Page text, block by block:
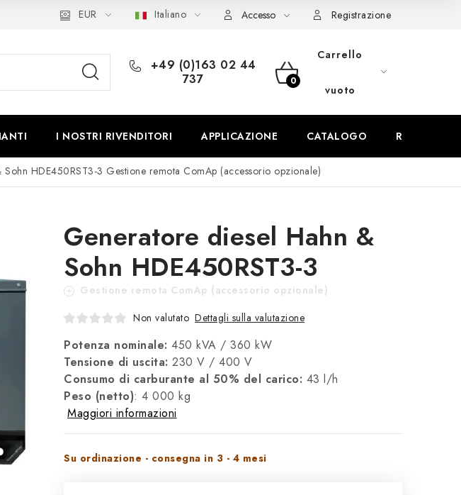
Cookie Recesso Spedizione e pagamento FAQ Contatti Servizio
EUR Italiano Accesso Registrazione
+49 (0)163 02 44
737
CARRELLO
SPESA
Carrello
vuoto
I NOSTRI RIVENDITORI APPLICAZIONE CATALOGO REFERENZE
HDE450RST3-3 Gestione remota ComAp (accessorio opzionale)
Generatore diesel Hahn &
Sohn HDE450RST3-3
Gestione remota ComAp (accessorio opzionale)
Non valutato Dettagli sulla valutazione
Potenza nominale: 450 kVA / 360 kW
Tensione di uscita: 230 V / 400 V
Consumo di carburante al 50% del carico: 43 l/h
Peso (netto): 4 000 kg
Maggiori informazioni
Su ordinazione - consegna in 3 - 4 mesi